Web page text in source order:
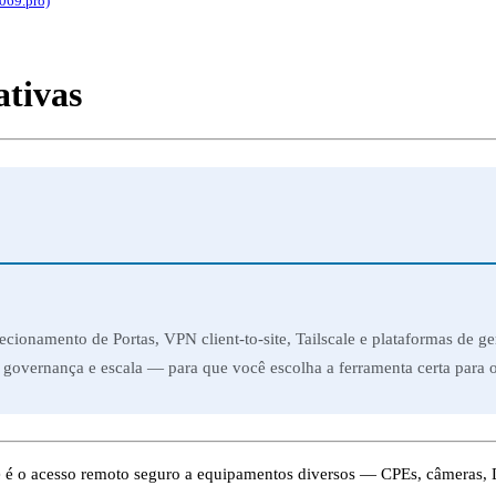
de Portas, VPN client-to-site, Tailscale e plataformas de
e escala — para que você escolha a ferramenta certa para
é o acesso remoto seguro a equipamentos diversos — CPEs,